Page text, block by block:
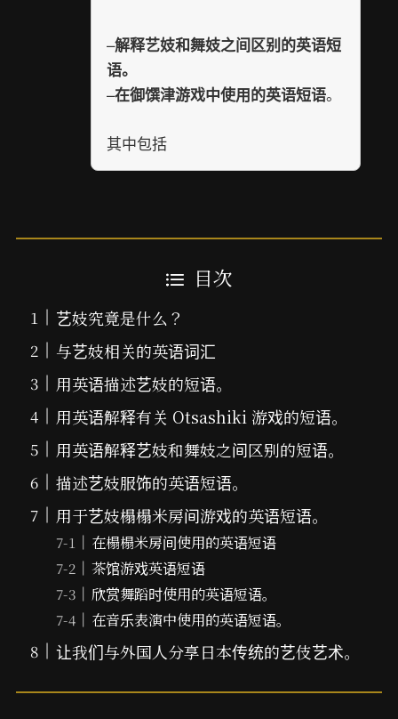
–解释艺妓和舞妓之间区别的英语短
语。
–在御馔津游戏中使用的英语短语。
其中包括
目次
艺妓究竟是什么？
与艺妓相关的英语词汇
用英语描述艺妓的短语。
用英语解释有关 Otsashiki 游戏的短语。
用英语解释艺妓和舞妓之间区别的短语。
描述艺妓服饰的英语短语。
用于艺妓榻榻米房间游戏的英语短语。
在榻榻米房间使用的英语短语
茶馆游戏英语短语
欣赏舞蹈时使用的英语短语。
在音乐表演中使用的英语短语。
让我们与外国人分享日本传统的艺伎艺术。